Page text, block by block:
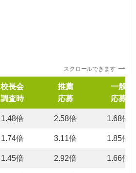
スクロールできます
校長会
調査時
推薦
応募
一般
応募
1.48倍 2.58倍 1.68倍
1.74倍 3.11倍 1.85倍
1.45倍 2.92倍 1.66倍